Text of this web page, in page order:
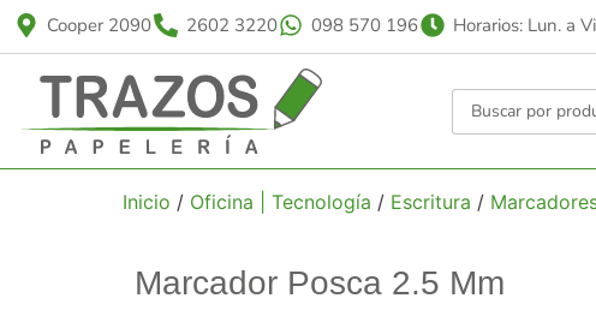
Cooper 2090 2602 3220 098 570 196 Horarios: Lun. a
Inicio / Oficina | Tecnología / Escritura /
Marcador Posca 2.5 Mm